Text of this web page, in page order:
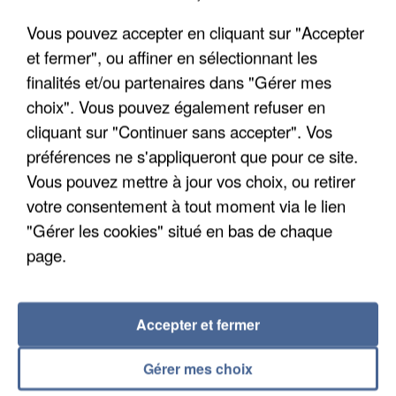
APRÈS TOUTES CES CANICULES, LES REFUGES
DE FAUNE SAUVAGE SONT...
Vous pouvez accepter en cliquant sur "Accepter
et fermer", ou affiner en sélectionnant les
finalités et/ou partenaires dans "Gérer mes
choix". Vous pouvez également refuser en
cliquant sur "Continuer sans accepter". Vos
préférences ne s'appliqueront que pour ce site.
Vous pouvez mettre à jour vos choix, ou retirer
votre consentement à tout moment via le lien
"Gérer les cookies" situé en bas de chaque
page.
Gérer mes choix
Accepter et fermer